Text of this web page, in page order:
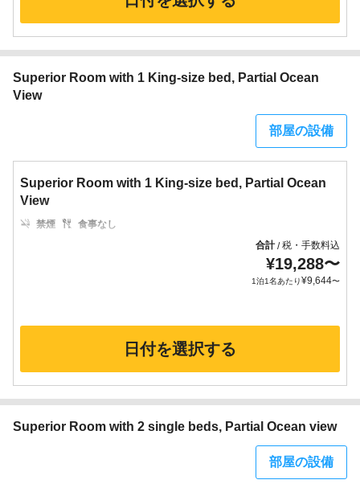
Superior Room with 1 King-size bed, Partial Ocean
View
部屋の設備
Superior Room with 1 King-size bed, Partial Ocean
View
禁煙
食事なし
合計/税・手数料込
¥19,288〜
1泊1名あたり¥9,644〜
日付を選択する
Superior Room with 2 single beds, Partial Ocean view
部屋の設備